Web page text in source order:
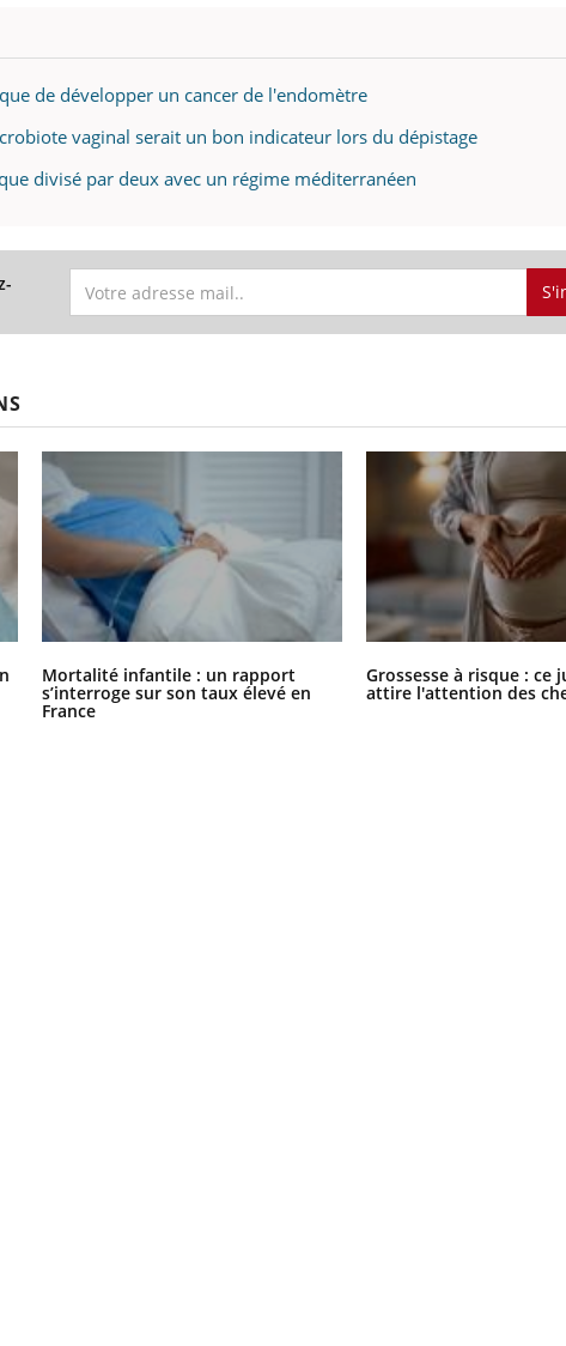
de développer un cancer de l'endomètre
vaginal serait un bon indicateur lors du dépistage
divisé par deux avec un régime méditerranéen
Mortalité infantile : un rapport
s’interroge sur son taux élevé en
France
Grossesse à risque : ce
attire l'attention des